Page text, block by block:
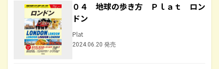
０４ 地球の歩き方 Ｐｌａｔ ロン
ドン
Plat
2024.06.20 発売